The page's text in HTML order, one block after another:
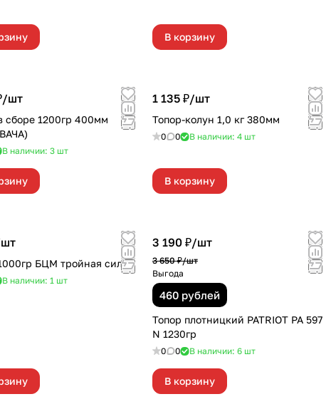
В корзину
шт
сборе 1200гр 400мм
В наличии: 3 шт
1 135 ₽/шт
Топор-колун 1,0 кг 380мм
0 0 В наличии: 4 шт
В корзину
шт
БЦМ тройная сила
В наличии: 1 шт
3 190 ₽/шт
3 650 ₽/шт
Выгода
460 рублей
Топор плотницкий PATRIOT PA 597
N 1230гр
0 0 В наличии: 6 шт
В корзину